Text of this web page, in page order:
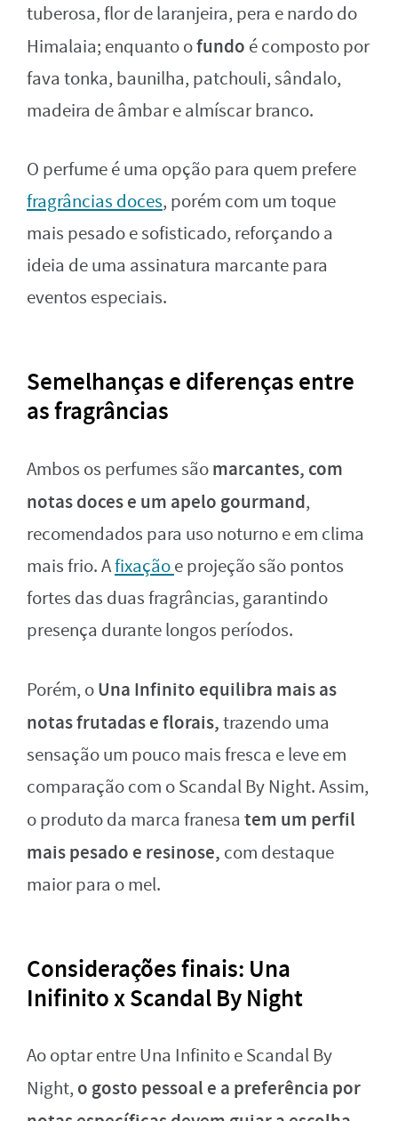
tuberosa, flor de laranjeira, pera e nardo do
Himalaia; enquanto ofundo é composto por
fava tonka, baunilha, patchouli, sândalo,
madeira de âmbar e almíscar branco.
O perfume é uma opção para quem prefere
fragrâncias doces, porém com um toque
mais pesado e sofisticado, reforçando a
ideia de uma assinatura marcante para
eventos especiais.
Semelhanças e diferenças entre
as fragrâncias
Ambos os perfumes sãomarcantes, com
notas doces e um apelo gourmand,
recomendados para uso noturno e em clima
mais frio. Afixaçãoe projeção são pontos
fortes das duas fragrâncias, garantindo
presença durante longos períodos.
Porém, oUna Infinito equilibra mais as
notas frutadas e florais,trazendo uma
sensação um pouco mais fresca e leve em
comparação com o Scandal By Night. Assim,
o produto da marca franesa tem um perfil
mais pesado e resinose, com destaque
maior para o mel.
Considerações finais: Una
Inifinito x Scandal By Night
Ao optar entre Una Infinito e Scandal By
Night, o gosto pessoal e a preferência por